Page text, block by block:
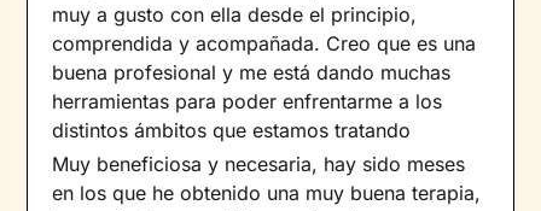
muy a gusto con ella desde el principio,
comprendida y acompañada. Creo que es una
buena profesional y me está dando muchas
herramientas para poder enfrentarme a los
distintos ámbitos que estamos tratando
Muy beneficiosa y necesaria, hay sido meses
en los que he obtenido una muy buena terapia,